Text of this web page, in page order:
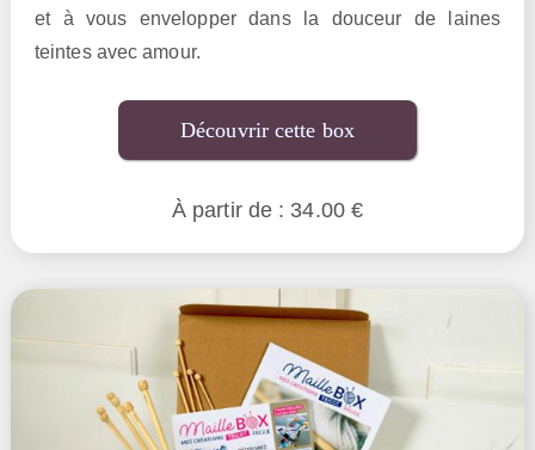
et à vous envelopper dans la douceur de laines
teintes avec amour.
Découvrir cette box
À partir de : 34.00 €